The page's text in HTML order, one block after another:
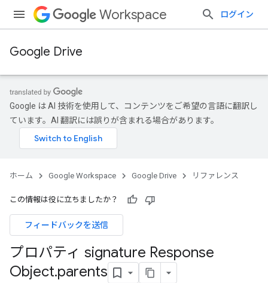
Workspace ログイン
Google Drive
Google は AI 技術を使用して、コンテンツをご希望の言語に翻訳し
ています。AI 翻訳には誤りが含まれる場合があります。
ホーム Google Workspace Google Drive リファレンス
この情報は役に立ちましたか？
フィードバックを送信
プロパティ signature Response
Object.parents